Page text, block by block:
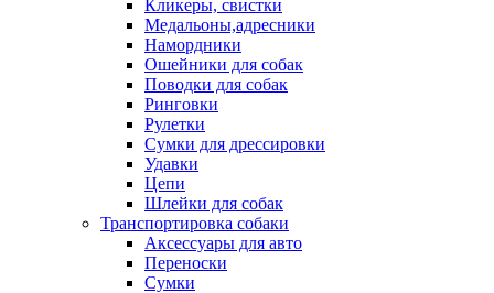
Кликеры, свистки
Медальоны,адресники
Намордники
Ошейники для собак
Поводки для собак
Ринговки
Рулетки
Сумки для дрессировки
Удавки
Цепи
Шлейки для собак
Транспортировка собаки
Аксессуары для авто
Переноски
Сумки